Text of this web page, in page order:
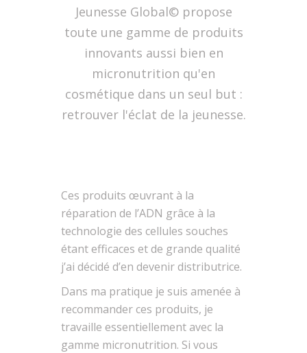
Jeunesse Global© propose
toute une gamme de produits
innovants aussi bien en
micronutrition qu'en
cosmétique dans un seul but :
retrouver l'éclat de la jeunesse.
Ces produits œuvrant à la
réparation de l’ADN grâce à la
technologie des cellules souches
étant efficaces et de grande qualité
j’ai décidé d’en devenir distributrice.
Dans ma pratique je suis amenée à
recommander ces produits, je
travaille essentiellement avec la
gamme micronutrition. Si vous